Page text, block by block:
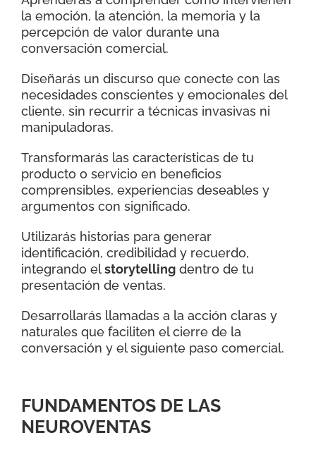
la emoción, la atención, la memoria y la
percepción de valor durante una
conversación comercial.
Diseñarás un discurso que conecte con las
necesidades conscientes y emocionales del
cliente, sin recurrir a técnicas invasivas ni
manipuladoras.
Transformarás las características de tu
producto o servicio en beneficios
comprensibles, experiencias deseables y
argumentos con significado.
Utilizarás historias para generar
identificación, credibilidad y recuerdo,
integrando elstorytellingdentro de tu
presentación de ventas.
Desarrollarás llamadas a la acción claras y
naturales que faciliten el cierre de la
conversación y el siguiente paso comercial.
FUNDAMENTOS DE LAS
NEUROVENTAS